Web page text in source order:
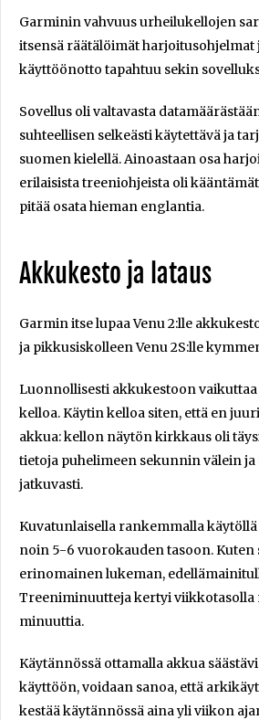
Garminin vahvuus urheilukellojen
itsensä räätälöimät harjoitusohjelmat
käyttöönotto tapahtuu sekin
Sovellus oli valtavasta
suhteellisen selkeästi käytettävä ja
suomen kielellä. Ainoastaan osa
erilaisista treeniohjeista oli
pitää osata hieman englantia.
Akkukesto ja lataus
Garmin itse lupaa Venu 2:lle
ja pikkusiskolleen Venu 2S:lle
Luonnollisesti akkukestoon vaikuttaa
kelloa. Käytin kelloa siten, että en
akkua: kellon näytön kirkkaus oli
tietoja puhelimeen sekunnin välein
jatkuvasti.
Kuvatunlaisella rankemmalla
noin 5-6 vuorokauden tasoon. Kuten
erinomainen lukeman,
Treeniminuutteja kertyi viikkotasolla
minuuttia.
Käytännössä ottamalla akkua
käyttöön, voidaan sanoa, että
kestää käytännössä aina yli viikon